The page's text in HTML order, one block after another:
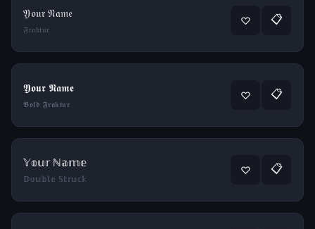
𝔜𝔬𝔲𝔯 𝔑𝔞𝔪𝔢
𝔉𝔯𝔞𝔨𝔱𝔲𝔯
♡ 📋
𝖄𝖔𝖚𝖗 𝕹𝖆𝖒𝖊
𝕭𝖔𝖑𝖉 𝕱𝖗𝖆𝖐𝖙𝖚𝖗
♡ 📋
𝕐𝕠𝕦𝕣 ℕ𝕒𝕞𝕖
𝔻𝕠𝕦𝕓𝕝𝕖 𝕊𝕥𝕣𝕦𝕔𝕜
♡ 📋